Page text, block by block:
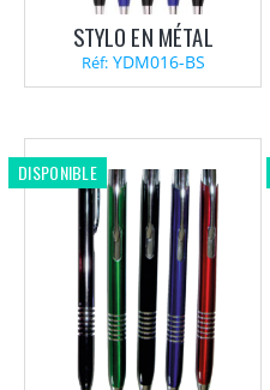
STYLO EN MÉTAL
Réf:YDM016-BS
DISPONIBLE